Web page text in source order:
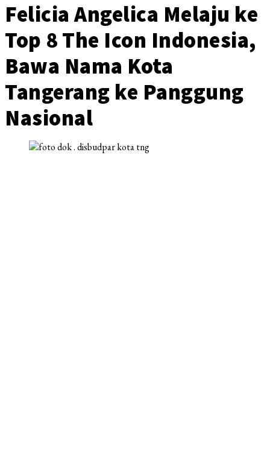
Felicia Angelica Melaju ke
Top 8 The Icon Indonesia,
Bawa Nama Kota
Tangerang ke Panggung
Nasional